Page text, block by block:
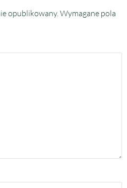
opublikowany.Wymagane pola